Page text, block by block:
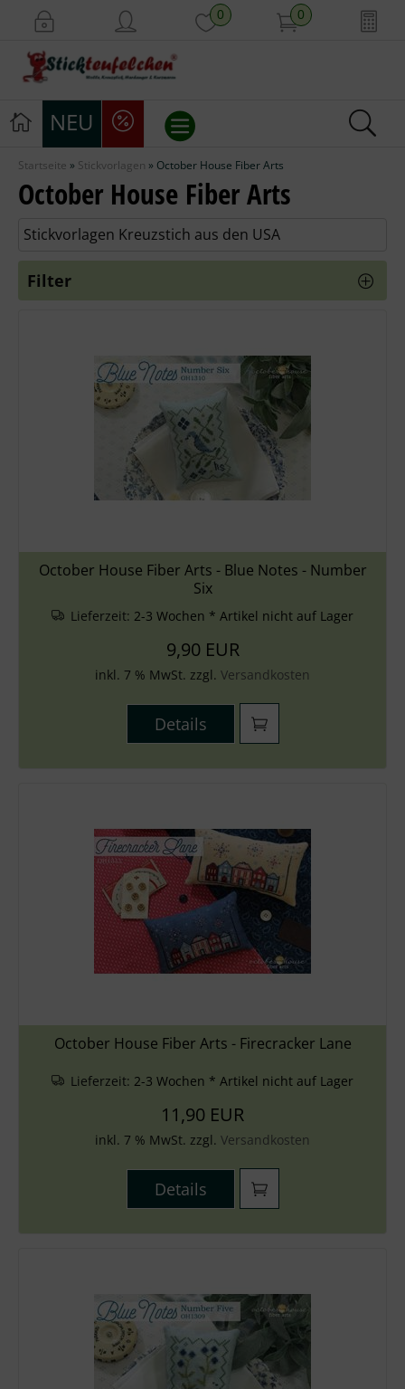
0 0
NEU
Stickvorlagen
Stickgarne
Mill Hill Beads
Stricknadeln
Knüpfpackungen
Startseite » Stickvorlagen » October House Fiber Arts
October House Fiber Arts
Stickvorlagen Kreuzstich aus den USA
Filter
October House Fiber Arts - Blue Notes - Number
Six
Lieferzeit: 2-3 Wochen * Artikel nicht auf Lager
9,90 EUR
inkl. 7 % MwSt. zzgl. Versandkosten
Details
October House Fiber Arts - Firecracker Lane
Lieferzeit: 2-3 Wochen * Artikel nicht auf Lager
11,90 EUR
inkl. 7 % MwSt. zzgl. Versandkosten
Details